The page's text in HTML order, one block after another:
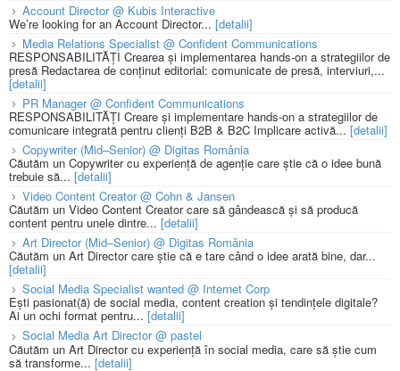
Account Director @ Kubis Interactive
We’re looking for an Account Director... [detalii]
Media Relations Specialist @ Confident Communications
RESPONSABILITĂȚI Crearea și implementarea hands-on a strategiilor de
presă Redactarea de conținut editorial: comunicate de presă, interviuri,...
[detalii]
PR Manager @ Confident Communications
RESPONSABILITĂȚI Creare și implementare hands-on a strategiilor de
comunicare integrată pentru clienți B2B & B2C Implicare activă... [detalii]
Copywriter (Mid–Senior) @ Digitas România
Căutăm un Copywriter cu experiență de agenție care știe că o idee bună
trebuie să... [detalii]
Video Content Creator @ Cohn & Jansen
Căutăm un Video Content Creator care să gândească și să producă
content pentru unele dintre... [detalii]
Art Director (Mid–Senior) @ Digitas România
Căutăm un Art Director care știe că e tare când o idee arată bine, dar...
[detalii]
Social Media Specialist wanted @ Internet Corp
Ești pasionat(ă) de social media, content creation și tendințele digitale?
Ai un ochi format pentru... [detalii]
Social Media Art Director @ pastel
Căutăm un Art Director cu experiență în social media, care să știe cum
să transforme... [detalii]